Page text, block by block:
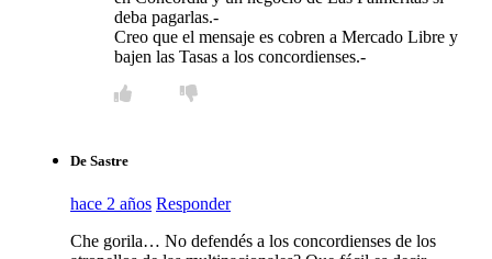
deba pagarlas.-
Creo que el mensaje es cobren a Mercado Libre y
bajen las Tasas a los concordienses.-
De Sastre
hace 2 años Responder
Che gorila… No defendés a los concordienses de los